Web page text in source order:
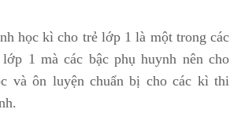
học kì cho trẻ lớp 1 là một trong các
1 mà các bậc phụ huynh nên cho
và ôn luyện chuẩn bị cho các kì thi